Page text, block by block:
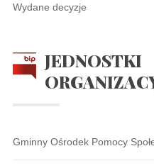
Wydane decyzje
JEDNOSTKI
Gminny Ośrodek Pomocy